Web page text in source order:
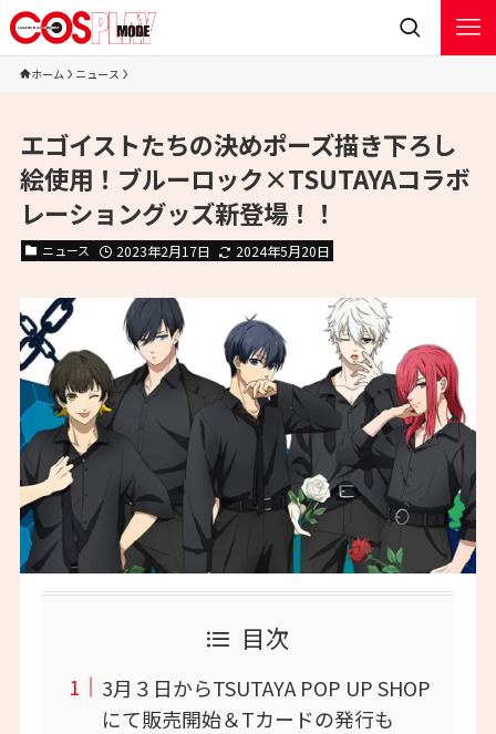
ホーム ニュース
エゴイストたちの決めポーズ描き下ろし
絵使用！ブルーロック×TSUTAYAコラボ
レーショングッズ新登場！！
ニュース 2023年2月17日 2024年5月20日
目次
3月３日からTSUTAYA POP UP SHOP
にて販売開始＆Tカードの発行も